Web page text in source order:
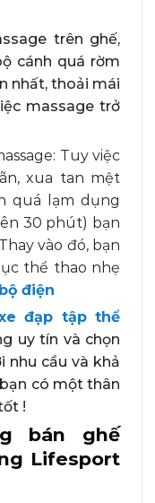
trên ghế,
cánh quá rờm
nhất, thoải mái
massage trở
Tuy việc
xua tan mệt
quá lạm dụng
30 phút) bạn
vào đó, bạn
thể thao nhẹ
điện
đạp tập thể
uy tín và chọn
nhu cầu và khả
có một thân
!
bán ghế
Lifesport